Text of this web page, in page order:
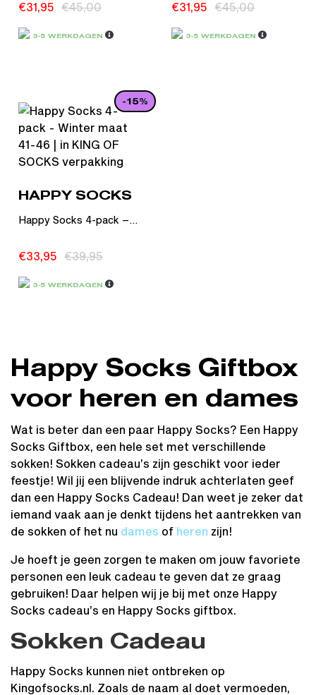
€31,95 €45,00
3-5 WERKDAGEN
€31,95 €45,00
3-5 WERKDAGEN
-15%
HAPPY SOCKS
Happy Socks 4-pack –...
€33,95 €39,95
3-5 WERKDAGEN
Happy Socks Giftbox
voor heren en dames
Wat is beter dan een paar Happy Socks? Een Happy
Socks Giftbox, een hele set met verschillende
sokken! Sokken cadeau’s zijn geschikt voor ieder
feestje! Wil jij een blijvende indruk achterlaten geef
dan een Happy Socks Cadeau! Dan weet je zeker dat
iemand vaak aan je denkt tijdens het aantrekken van
de sokken of het nu dames of heren zijn!
Je hoeft je geen zorgen te maken om jouw favoriete
personen een leuk cadeau te geven dat ze graag
gebruiken! Daar helpen wij je bij met onze Happy
Socks cadeau’s en Happy Socks giftbox.
Sokken Cadeau
Happy Socks kunnen niet ontbreken op
Kingofsocks.nl. Zoals de naam al doet vermoeden,